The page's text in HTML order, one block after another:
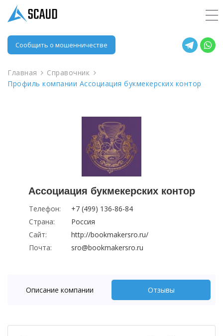
Сообщить о мошенничестве
Главная
Справочник
Профиль компании Ассоциация букмекерских контор
Ассоциация букмекерских контор
Телефон:
+7 (499) 136-86-84
Страна:
Россия
Сайт:
http://bookmakersro.ru/
Почта:
sro@bookmakersro.ru
Описание компании Отзывы